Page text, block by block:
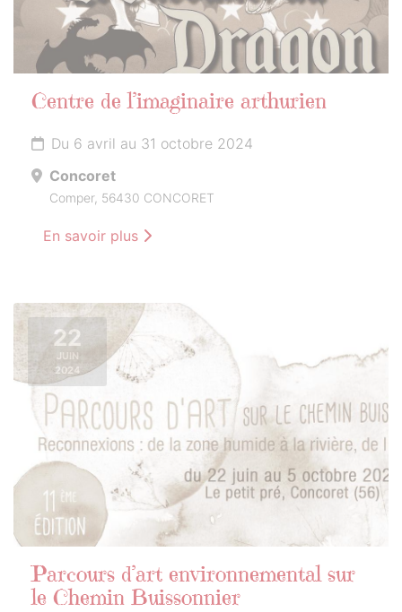
Centre de l’imaginaire arthurien
Du 6 avril au 31 octobre 2024
Concoret
Comper, 56430 CONCORET
En savoir plus
22
JUIN
2024
Parcours d’art environnemental sur
le Chemin Buissonnier